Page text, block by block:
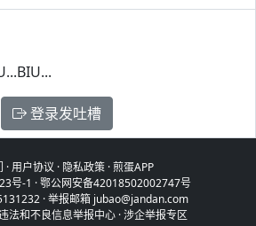
登录发吐槽
·用户协议 · 隐私政策·煎蛋APP
号-1 ·鄂公网安备42018502002747号
· 举报邮箱 jubao@jandan.com
法和不良信息举报中心 ·涉企举报专区